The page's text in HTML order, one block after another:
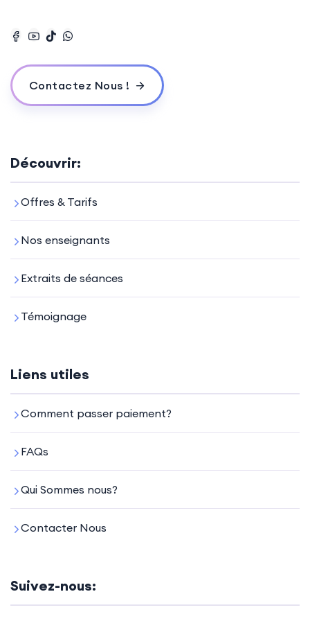
Contactez Nous !
Découvrir:
Offres & Tarifs
Nos enseignants
Extraits de séances
Témoignage
Liens utiles
Comment passer paiement?
FAQs
Qui Sommes nous?
Contacter Nous
Suivez-nous: